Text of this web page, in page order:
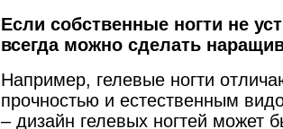
Если собственные ногти не
всегда можно сделать
Например, гелевые ногти
прочностью и естественным
– дизайн гелевых ногтей может